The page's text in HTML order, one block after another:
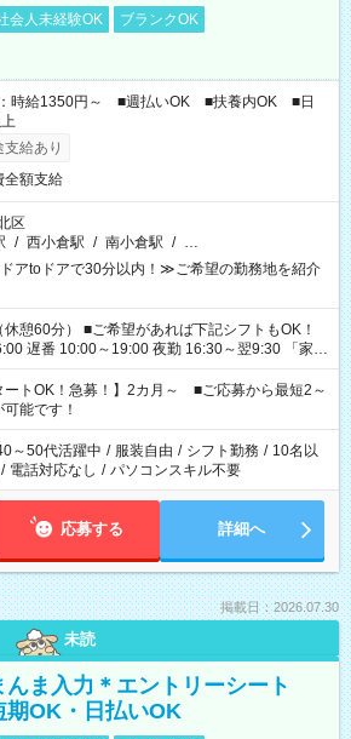
会人未経験OK
ブランクOK
時給1350円～ ■週払いOK ■扶養内OK ■日
給あり
全額支給
区
/ 西小倉駅 / 南小倉駅 / …
アtoドアで30分以内！≫ご希望の勤務地を紹介
あれば下記シフトもOK！
遅番 10:00～19:00 夜勤 16:30～翌9:30 「家族
たい」 「余裕を持って夕飯の準備がしたい」
はしたくない」 など、ご希望を教えてください
お仕事の勤務時間。 合計で週40時間を超える場
せん。
ートOK！急募！】2カ月～ ■ご応募から最短2～
能です！
～50代活躍中 / 服装自由 / シフト勤務 / 10名以
/ 電話対応なし / パソコンスキル不要
応募する 詳細へ
掲載日：2026.07.30
未読
ま入力＊エントリーシート
期OK・日払いOK